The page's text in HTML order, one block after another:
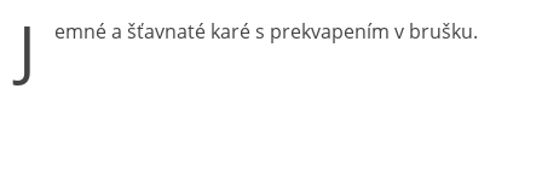
J emné a šťavnaté karé s prekvapením v brušku.